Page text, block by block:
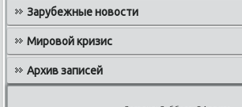
Зарубежные новости
Мировой кризис
Архив записей